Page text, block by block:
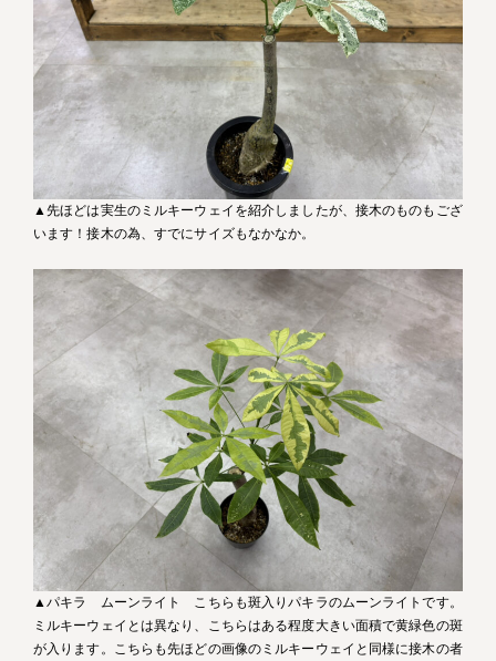
▲先ほどは実生のミルキーウェイを紹介しましたが、接木のものもござ
います！接木の為、すでにサイズもなかなか。
▲パキラ ムーンライト こちらも斑入りパキラのムーンライトです。
ミルキーウェイとは異なり、こちらはある程度大きい面積で黄緑色の斑
が入ります。こちらも先ほどの画像のミルキーウェイと同様に接木の者